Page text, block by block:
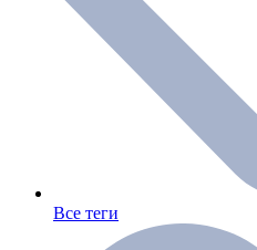
Все теги